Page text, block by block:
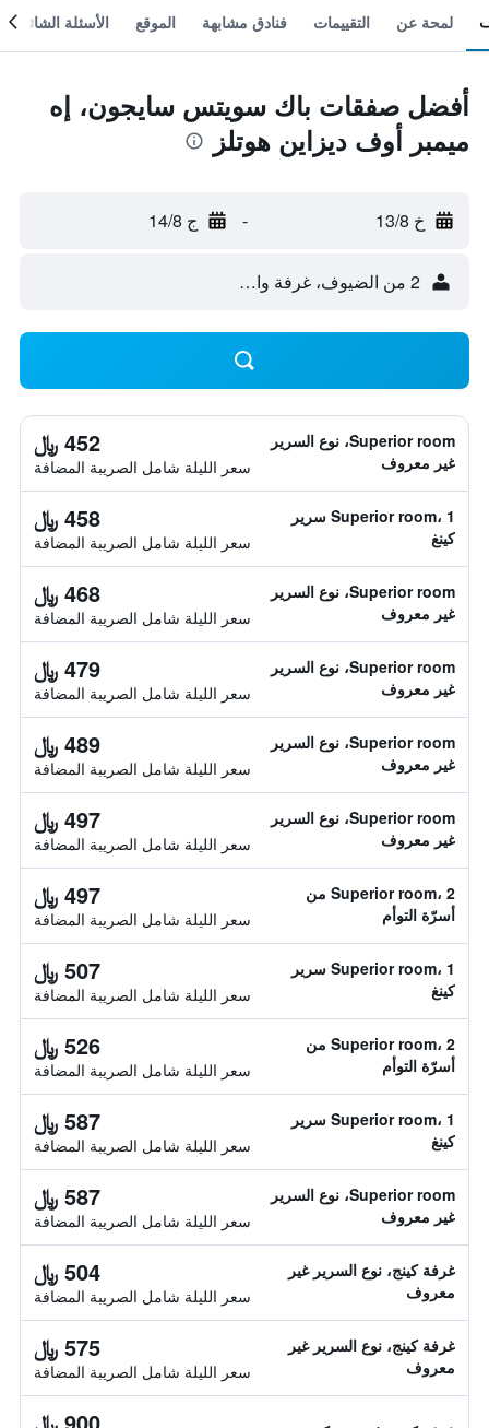
لمحة عن التقييمات فنادق مشابهة الموقع الأسئلة الشائعة
أفضل صفقات باك سويتس سايجون، إه
ميمبر أوف ديزاين هوتلز
خ 13/8 - ج 14/8
2 من الضيوف، غرفة واحدة
Superior room، نوع السرير
غير معروف
452 ﷼
سعر الليلة شامل الصريبة المضافة
Superior room، 1 سرير
كينغ
458 ﷼
سعر الليلة شامل الصريبة المضافة
Superior room، نوع السرير
غير معروف
468 ﷼
سعر الليلة شامل الصريبة المضافة
Superior room، نوع السرير
غير معروف
479 ﷼
سعر الليلة شامل الصريبة المضافة
Superior room، نوع السرير
غير معروف
489 ﷼
سعر الليلة شامل الصريبة المضافة
Superior room، نوع السرير
غير معروف
497 ﷼
سعر الليلة شامل الصريبة المضافة
Superior room، 2 من
أسرّة التوأم
497 ﷼
سعر الليلة شامل الصريبة المضافة
Superior room، 1 سرير
كينغ
507 ﷼
سعر الليلة شامل الصريبة المضافة
Superior room، 2 من
أسرّة التوأم
526 ﷼
سعر الليلة شامل الصريبة المضافة
Superior room، 1 سرير
كينغ
587 ﷼
سعر الليلة شامل الصريبة المضافة
Superior room، نوع السرير
غير معروف
587 ﷼
سعر الليلة شامل الصريبة المضافة
غرفة كينج، نوع السرير غير
معروف
504 ﷼
سعر الليلة شامل الصريبة المضافة
غرفة كينج، نوع السرير غير
معروف
575 ﷼
سعر الليلة شامل الصريبة المضافة